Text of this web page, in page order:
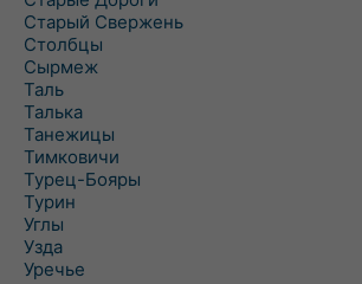
Старый Свержень
Столбцы
Сырмеж
Таль
Талька
Танежицы
Тимковичи
Турец-Бояры
Турин
Углы
Узда
Уречье